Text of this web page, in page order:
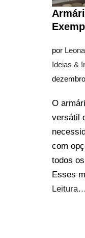
por
Ideias &
O
versátil
com
todos
Esses
Leitura…